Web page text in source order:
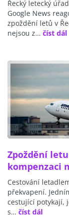
Řecký letecký
Google News
zpoždění letů v
nejsou z… číst dál
Zpoždění
kompenzaci
Cestování
překvapení.
cestující potykají,
s… číst dál